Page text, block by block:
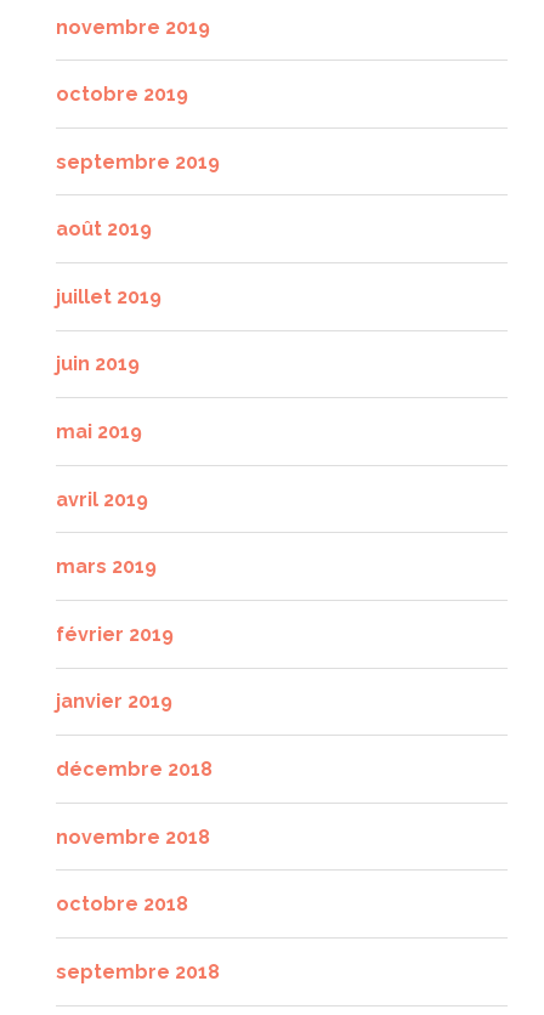
novembre 2019
octobre 2019
septembre 2019
août 2019
juillet 2019
juin 2019
mai 2019
avril 2019
mars 2019
février 2019
janvier 2019
décembre 2018
novembre 2018
octobre 2018
septembre 2018